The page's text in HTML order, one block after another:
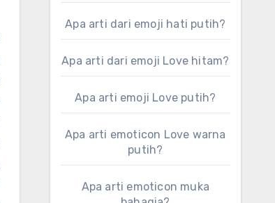
Apa arti dari emoji hati putih?
Apa arti dari emoji Love hitam?
Apa arti emoji Love putih?
Apa arti emoticon Love warna
putih?
Apa arti emoticon muka